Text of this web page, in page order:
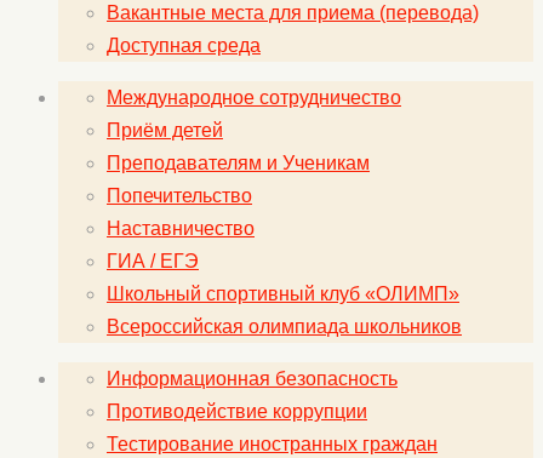
Вакантные места для приема (перевода)
Доступная среда
Международное сотрудничество
Приём детей
Преподавателям и Ученикам
Попечительство
Наставничество
ГИА / ЕГЭ
Школьный спортивный клуб «ОЛИМП»
Всероссийская олимпиада школьников
Информационная безопасность
Противодействие коррупции
Тестирование иностранных граждан